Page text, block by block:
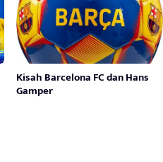
Kisah Barcelona FC dan Hans
Gamper